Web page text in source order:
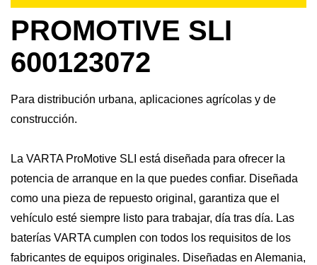
PROMOTIVE SLI
600123072
Para distribución urbana, aplicaciones agrícolas y de
construcción.
La VARTA ProMotive SLI está diseñada para ofrecer la
potencia de arranque en la que puedes confiar. Diseñada
como una pieza de repuesto original, garantiza que el
vehículo esté siempre listo para trabajar, día tras día. Las
baterías VARTA cumplen con todos los requisitos de los
fabricantes de equipos originales. Diseñadas en Alemania,